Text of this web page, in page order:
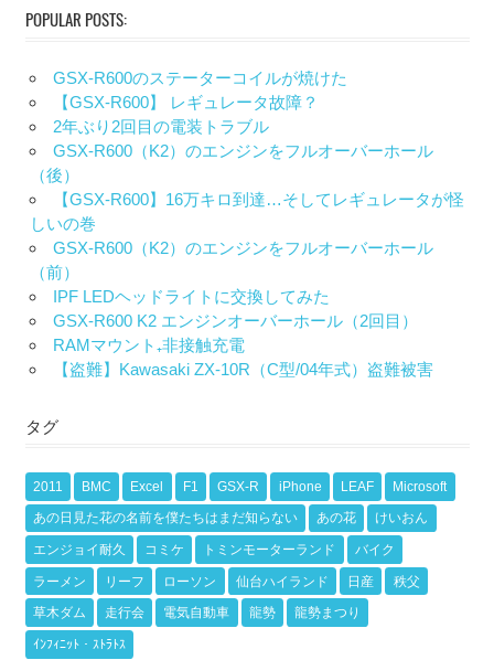
POPULAR POSTS:
GSX-R600のステーターコイルが焼けた
【GSX-R600】 レギュレータ故障？
2年ぶり2回目の電装トラブル
GSX-R600（K2）のエンジンをフルオーバーホール
（後）
【GSX-R600】16万キロ到達…そしてレギュレータが怪
しいの巻
GSX-R600（K2）のエンジンをフルオーバーホール
（前）
IPF LEDヘッドライトに交換してみた
GSX-R600 K2 エンジンオーバーホール（2回目）
RAMマウント₊非接触充電
【盗難】Kawasaki ZX-10R（C型/04年式）盗難被害
タグ
2011 BMC Excel F1 GSX-R iPhone LEAF Microsoft
あの日見た花の名前を僕たちはまだ知らない あの花 けいおん
エンジョイ耐久 コミケ トミンモーターランド バイク
ラーメン リーフ ローソン 仙台ハイランド 日産 秩父
草木ダム 走行会 電気自動車 龍勢 龍勢まつり
ｲﾝﾌｨﾆｯﾄ・ｽﾄﾗﾄｽ